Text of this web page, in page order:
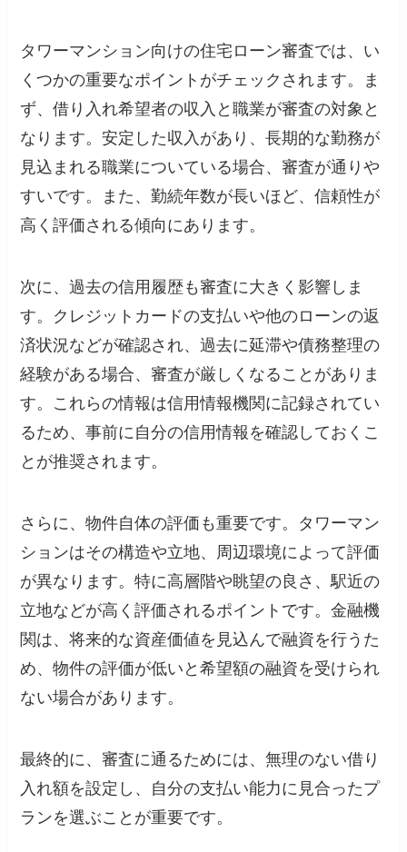
タワーマンション向けの住宅ローン審査では、い
くつかの重要なポイントがチェックされます。ま
ず、借り入れ希望者の収入と職業が審査の対象と
なります。安定した収入があり、長期的な勤務が
見込まれる職業についている場合、審査が通りや
すいです。また、勤続年数が長いほど、信頼性が
高く評価される傾向にあります。
次に、過去の信用履歴も審査に大きく影響しま
す。クレジットカードの支払いや他のローンの返
済状況などが確認され、過去に延滞や債務整理の
経験がある場合、審査が厳しくなることがありま
す。これらの情報は信用情報機関に記録されてい
るため、事前に自分の信用情報を確認しておくこ
とが推奨されます。
さらに、物件自体の評価も重要です。タワーマン
ションはその構造や立地、周辺環境によって評価
が異なります。特に高層階や眺望の良さ、駅近の
立地などが高く評価されるポイントです。金融機
関は、将来的な資産価値を見込んで融資を行うた
め、物件の評価が低いと希望額の融資を受けられ
ない場合があります。
最終的に、審査に通るためには、無理のない借り
入れ額を設定し、自分の支払い能力に見合ったプ
ランを選ぶことが重要です。